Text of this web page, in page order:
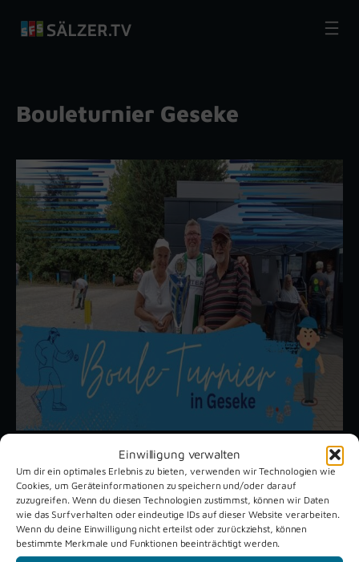
Einwilligung verwalten
Um dir ein optimales Erlebnis zu bieten, verwenden wir Technologien wie
Cookies, um Geräteinformationen zu speichern und/oder darauf
zuzugreifen. Wenn du diesen Technologien zustimmst, können wir Daten
wie das Surfverhalten oder eindeutige IDs auf dieser Website verarbeiten.
Wenn du deine Einwilligung nicht erteilst oder zurückziehst, können
bestimmte Merkmale und Funktionen beeinträchtigt werden.
Bouleturnier Geseke
Unsere aktuellen Reportagen
Schützenfest
Verne 2026
Dreckburg